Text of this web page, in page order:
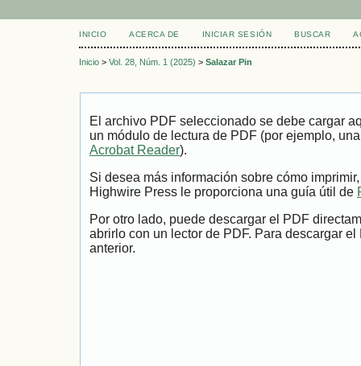
INICIO ACERCA DE INICIAR SESIÓN BUSCAR
Inicio > Vol. 28, Núm. 1 (2025) > Salazar Pin
El archivo PDF seleccionado se debe cargar
un módulo de lectura de PDF (por ejemplo,
Acrobat Reader).
Si desea más información sobre cómo
Highwire Press le proporciona una guía útil de
Por otro lado, puede descargar el PDF
abrirlo con un lector de PDF. Para descargar
anterior.